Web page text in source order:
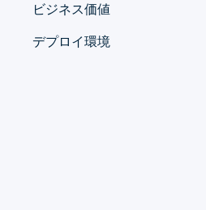
ビジネス価値
デプロイ環境